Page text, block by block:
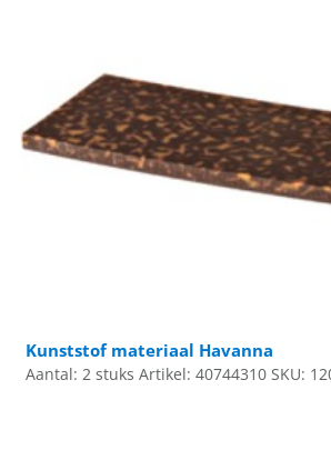
Kunststof materiaal Havanna
Aantal: 2 stuks Artikel: 40744310 SKU: